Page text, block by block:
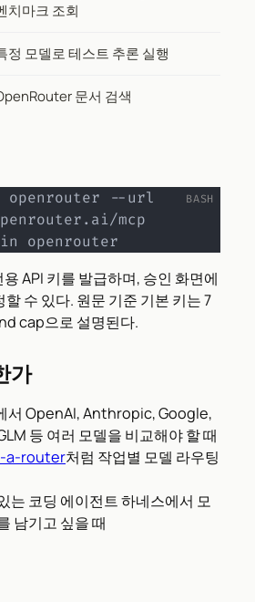
치마크 조회
정 모델로 테스트 추론 실행
문서 검색
openrouter --url
mcp
openrouter
API 키를 발급하며, 승인 화면에
수 있다. 원문 기준 기본 키는 7
cap으로 설명된다.
가
서 OpenAI, Anthropic, Google,
등 여러 모델을 비교해야 할 때
a-router처럼 작업별 모델 라우팅
는 코딩 에이전트 하네스에서 모
남기고 싶을 때